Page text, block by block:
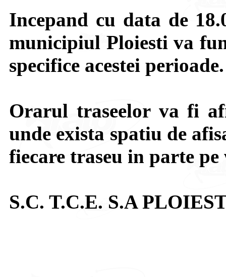
Incepand cu data de
municipiul Ploiesti va
specifice acestei perioade.
Orarul traseelor va fi
unde exista spatiu de
fiecare traseu in parte
S.C. T.C.E. S.A